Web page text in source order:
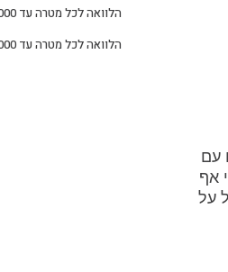
עם
אף
על
הלוואה לכל מטרה עד 400,000 ₪
הלוואה לכל מטרה עד 500,000 ₪